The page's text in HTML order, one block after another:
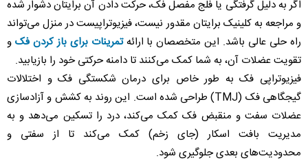
اگر به دلیل گرفتگی یا فلج مفصل فک، حرکت دادن آن برایتان دشوار شده
و مراجعه به کلینیک برایتان مقدور نیست، فیزیوتراپیست در منزل می‌تواند
راه حلی عالی باشد. این متخصصان با ارائهتمرینات برای باز کردن فک و
تقویت عضلات آن، به شما کمک می‌کنند تا دامنه حرکتی خود را بازیابید.
فیزیوتراپی فک به طور خاص برای درمان شکستگی فک و اختلالات
گیجگاهی فک (TMJ) طراحی شده است. این روند به کشش و آزادسازی
عضلات سفت و منقبض فک کمک می‌کند، درد را تسکین می‌دهد و به
مدیریت بافت اسکار (جای زخم) کمک می‌کند تا از سفتی و
محدودیت‌های بعدی جلوگیری شود.